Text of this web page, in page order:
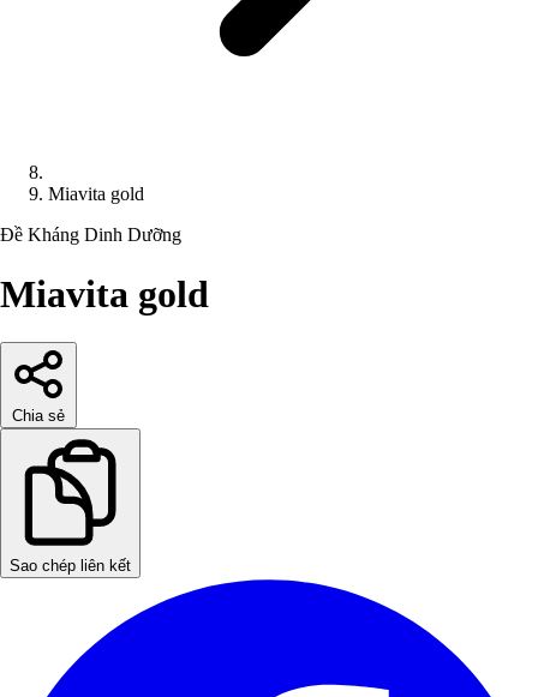
Miavita gold
Đề Kháng Dinh Dưỡng
Miavita gold
Chia sẻ
Sao chép liên kết